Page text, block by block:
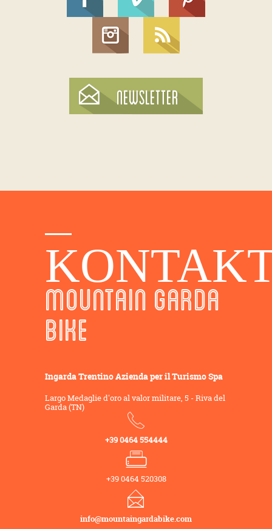
MOUNTAIN GARDA
BIKE
Ingarda Trentino Azienda per il Turismo Spa
Largo Medaglie d'oro al valor militare, 5 - Riva del
Garda (TN)
+39 0464 554444
+39 0464 520308
info@mountaingardabike.com